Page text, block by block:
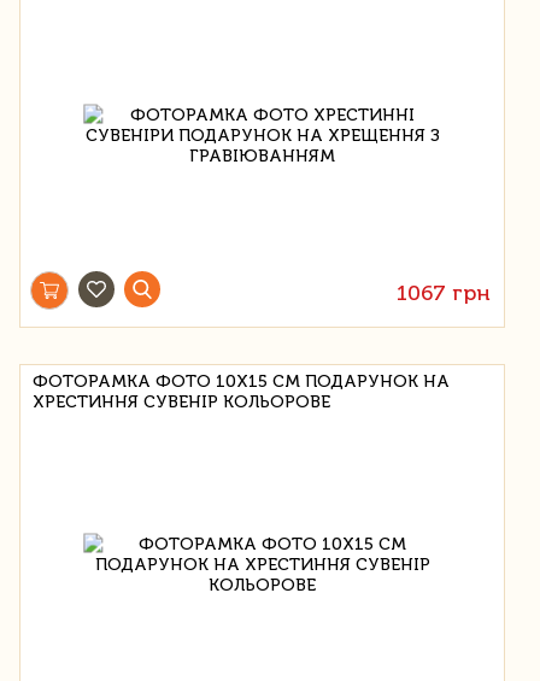
1067 грн
ФОТОРАМКА ФОТО 10Х15 СМ ПОДАРУНОК НА
ХРЕСТИННЯ СУВЕНІР КОЛЬОРОВЕ